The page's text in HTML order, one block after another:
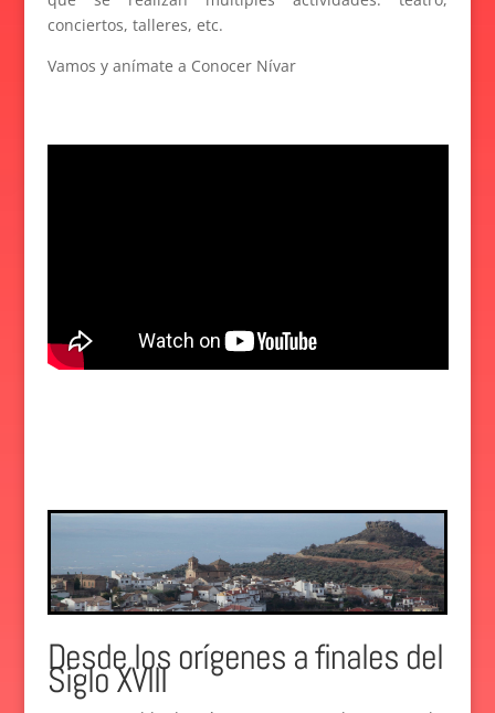
conciertos, talleres, etc.
Vamos y anímate a Conocer Nívar
Desde los orígenes a finales del
Siglo XVIII